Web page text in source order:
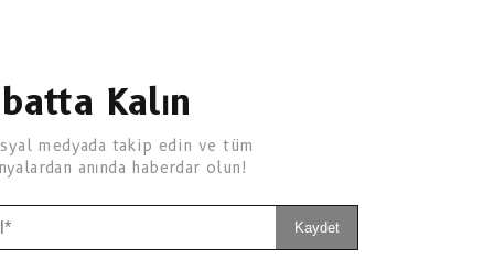
Kalın
medyada takip edin ve tüm
anında haberdar olun!
Kaydet